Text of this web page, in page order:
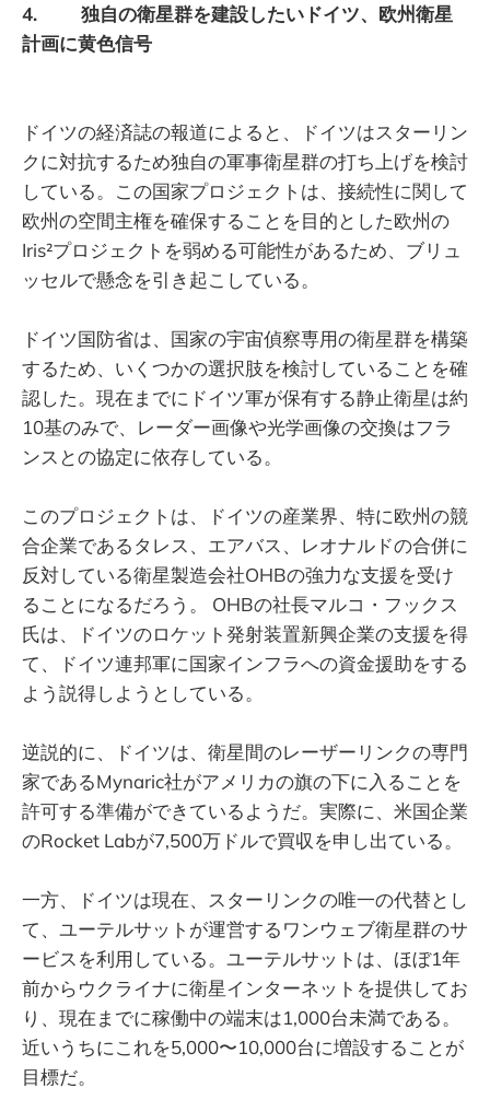
4. 独自の衛星群を建設したいドイツ、欧州衛星
計画に黄色信号
ドイツの経済誌の報道によると、ドイツはスターリン
クに対抗するため独自の軍事衛星群の打ち上げを検討
している。この国家プロジェクトは、接続性に関して
欧州の空間主権を確保することを目的とした欧州の
Iris²プロジェクトを弱める可能性があるため、ブリュ
ッセルで懸念を引き起こしている。
ドイツ国防省は、国家の宇宙偵察専用の衛星群を構築
するため、いくつかの選択肢を検討していることを確
認した。現在までにドイツ軍が保有する静止衛星は約
10基のみで、レーダー画像や光学画像の交換はフラ
ンスとの協定に依存している。
このプロジェクトは、ドイツの産業界、特に欧州の競
合企業であるタレス、エアバス、レオナルドの合併に
反対している衛星製造会社OHBの強力な支援を受け
ることになるだろう。 OHBの社長マルコ・フックス
氏は、ドイツのロケット発射装置新興企業の支援を得
て、ドイツ連邦軍に国家インフラへの資金援助をする
よう説得しようとしている。
逆説的に、ドイツは、衛星間のレーザーリンクの専門
家であるMynaric社がアメリカの旗の下に入ることを
許可する準備ができているようだ。実際に、米国企業
のRocket Labが7,500万ドルで買収を申し出ている。
一方、ドイツは現在、スターリンクの唯一の代替とし
て、ユーテルサットが運営するワンウェブ衛星群のサ
ービスを利用している。ユーテルサットは、ほぼ1年
前からウクライナに衛星インターネットを提供してお
り、現在までに稼働中の端末は1,000台未満である。
近いうちにこれを5,000〜10,000台に増設することが
目標だ。